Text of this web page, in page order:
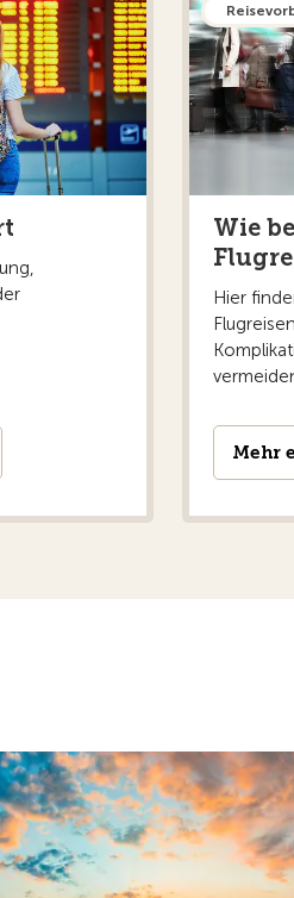
Wie
Hier
Mehr